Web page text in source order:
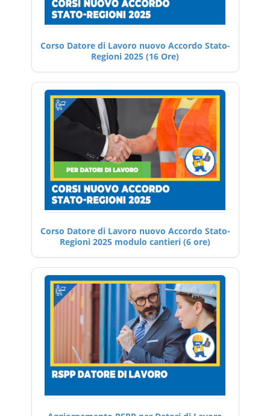
Corso Datore di Lavoro nuovo Accordo Stato-
Regioni 2025 (16 Ore)
Corso Datore di Lavoro nuovo Accordo Stato-
Regioni 2025 modulo cantieri (6 ore)